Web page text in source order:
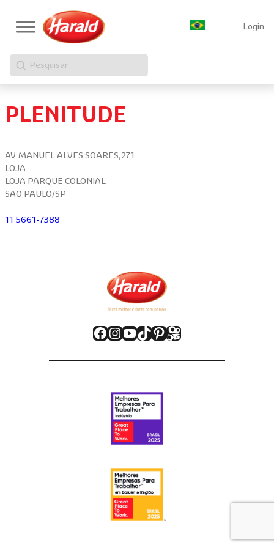
Login
Pesquisar
PLENITUDE
AV MANUEL ALVES SOARES,271
LOJA
LOJA PARQUE COLONIAL
SAO PAULO/SP
11 5661-7388
Facebook
Instagram
Youtube
TikTok
Pinterest
Kwai